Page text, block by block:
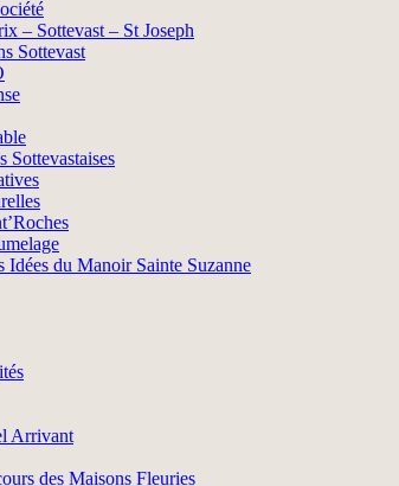
– Sottevast – St Joseph
Sottevast
Sottevastaises
Idées du Manoir Sainte Suzanne
Arrivant
des Maisons Fleuries